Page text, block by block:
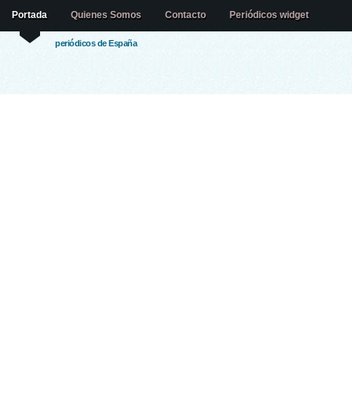
periódicos de España
Portada Quienes Somos Contacto Periódicos widget